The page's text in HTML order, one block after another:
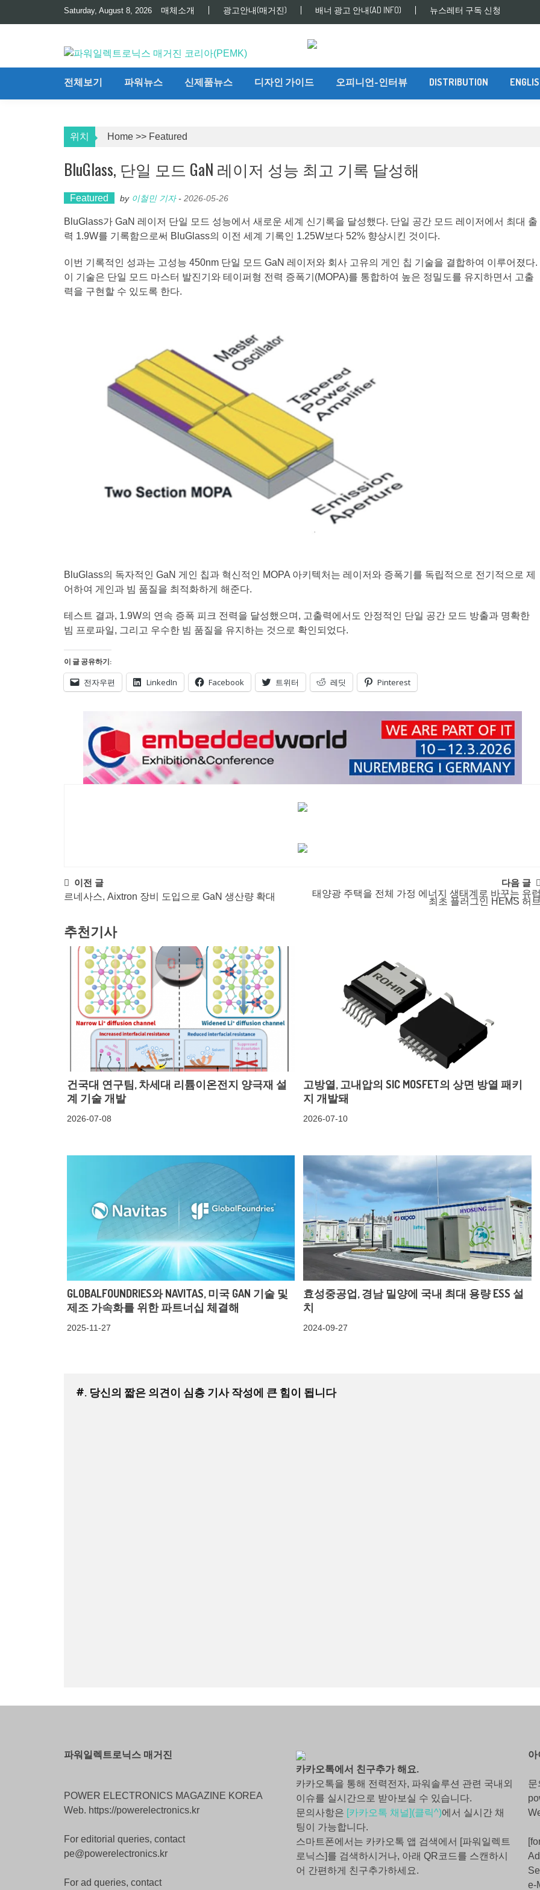
Saturday, August 8, 2026 매체소개 광고안내(매거진) 배너 광고 안내(AD INFO) 뉴스레터 구독 신청
전체보기 파워뉴스 신제품뉴스 디자인 가이드 오피니언-인터뷰 DISTRIBUTION
위치 Home >> Featured
BluGlass, 단일 모드 GaN 레이저 성능 최고 기록 달성해
Featured by 이철민 기자- 2026-05-26
BluGlass가 GaN 레이저 단일 모드 성능에서 새로운 세계 신기록을 달성했다. 단일 공간 모드 레이저에서 최대 출
력 1.9W를 기록함으로써 BluGlass의 이전 세계 기록인 1.25W보다 52% 향상시킨 것이다.
이번 기록적인 성과는 고성능 450nm 단일 모드 GaN 레이저와 회사 고유의 게인 칩 기술을 결합하여 이루어졌다.
이 기술은 단일 모드 마스터 발진기와 테이퍼형 전력 증폭기(MOPA)를 통합하여 높은 정밀도를 유지하면서 고출
력을 구현할 수 있도록 한다.
BluGlass의 독자적인 GaN 게인 칩과 혁신적인 MOPA 아키텍처는 레이저와 증폭기를 독립적으로 전기적으로 제
어하여 게인과 빔 품질을 최적화하게 해준다.
테스트 결과, 1.9W의 연속 증폭 피크 전력을 달성했으며, 고출력에서도 안정적인 단일 공간 모드 방출과 명확한
빔 프로파일, 그리고 우수한 빔 품질을 유지하는 것으로 확인되었다.
이 글 공유하기:
전자우편 LinkedIn Facebook 트위터 레딧 Pinterest
Post
navigation
이전 글
르네사스, Aixtron 장비 도입으로 GaN 생산량 확대
다음 글
태양광 주택을 전체 가정 에너지 생태계로 바꾸는 유
최초 플러그인 HEMS 허
추천기사
건국대 연구팀, 차세대 리튬이온전지 양극재 설
계 기술 개발
2026-07-08
고방열, 고내압의 SIC MOSFET의 상면 방열 패키
지 개발돼
2026-07-10
GLOBALFOUNDRIES와 NAVITAS, 미국 GAN 기술 및
제조 가속화를 위한 파트너십 체결해
2025-11-27
효성중공업, 경남 밀양에 국내 최대 용량 ESS 설
치
2024-09-27
#. 당신의 짧은 의견이 심층 기사 작성에 큰 힘이 됩니다
파워일렉트로닉스 매거진
POWER ELECTRONICS MAGAZINE KOREA
Web. https://powerelectronics.kr
For editorial queries, contact
pe@powerelectronics.kr
For ad queries, contact
카카오톡에서 친구추가 해요.
카카오톡을 통해 전력전자, 파워솔루션 관련 국내외
이슈를 실시간으로 받아보실 수 있습니다.
문의사항은 [카카오톡 채널](클릭^)에서 실시간 채
팅이 가능합니다.
스마트폰에서는 카카오톡 앱 검색에서 [파워일렉트
로닉스]를 검색하시거나, 아래 QR코드를 스캔하시
어 간편하게 친구추가하세요.
아
문
e-